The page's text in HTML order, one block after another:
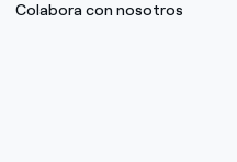
Colabora con nosotros